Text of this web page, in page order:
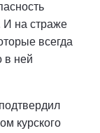
И на страже
всегда
в ней
курского